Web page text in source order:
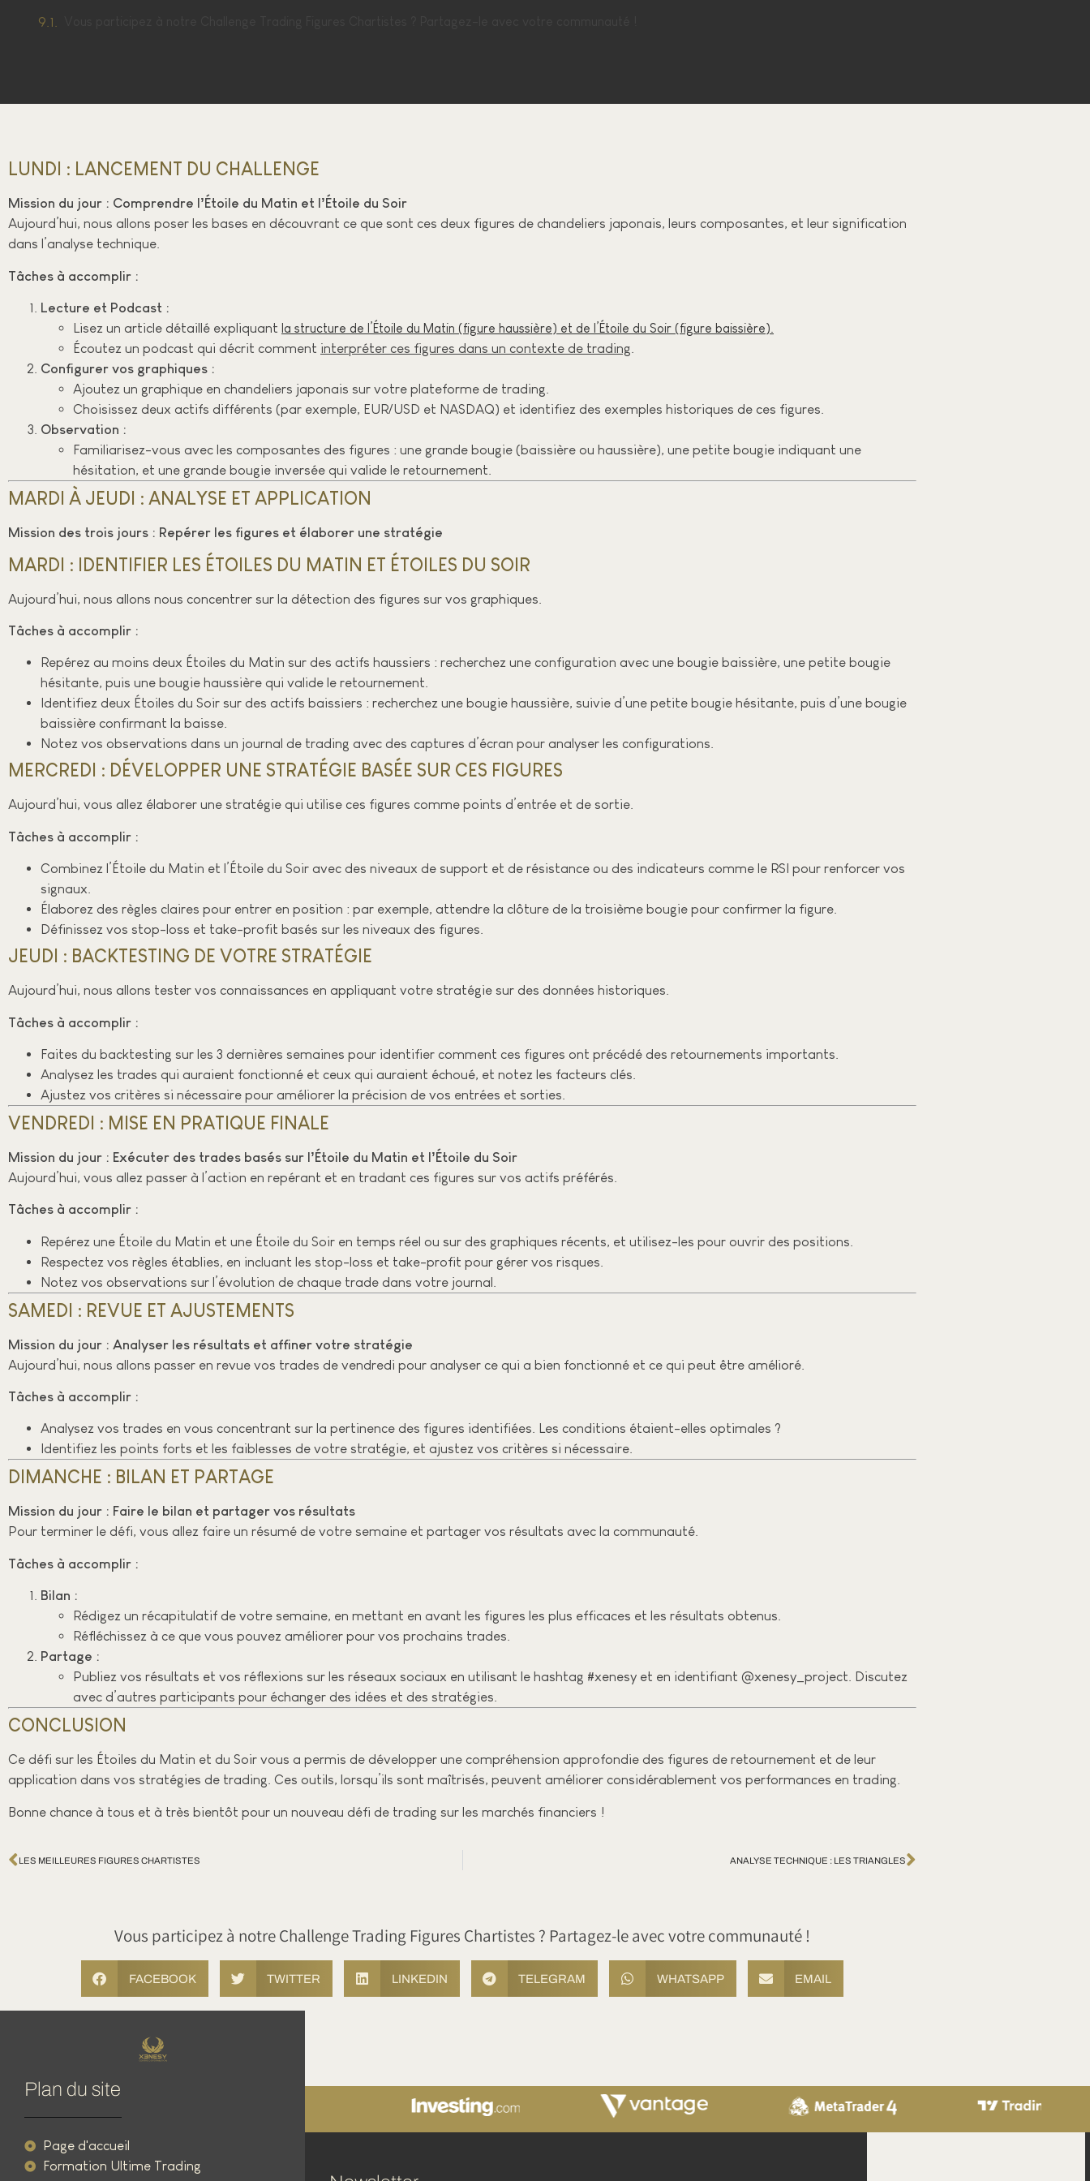
LUNDI : LANCEMENT DU CHALLENGE
Mission du jour : Comprendre l’Étoile du Matin et l’Étoile du Soir
Aujourd’hui, nous allons poser les bases en découvrant ce que sont ces deux figures de chandeliers japonais, leurs composantes, et leur signification
dans l’analyse technique.
Tâches à accomplir :
Lecture et Podcast :
Lisez un article détaillé expliquant la structure de l’Étoile du Matin (figure haussière) et de l’Étoile du Soir (figure baissière).
Écoutez un podcast qui décrit comment interpréter ces figures dans un contexte de trading.
Configurer vos graphiques :
Ajoutez un graphique en chandeliers japonais sur votre plateforme de trading.
Choisissez deux actifs différents (par exemple, EUR/USD et NASDAQ) et identifiez des exemples historiques de ces figures.
Observation :
Familiarisez-vous avec les composantes des figures : une grande bougie (baissière ou haussière), une petite bougie indiquant une
hésitation, et une grande bougie inversée qui valide le retournement.
MARDI À JEUDI : ANALYSE ET APPLICATION
Mission des trois jours : Repérer les figures et élaborer une stratégie
MARDI : IDENTIFIER LES ÉTOILES DU MATIN ET ÉTOILES DU SOIR
Aujourd’hui, nous allons nous concentrer sur la détection des figures sur vos graphiques.
Tâches à accomplir :
Repérez au moins deux Étoiles du Matin sur des actifs haussiers : recherchez une configuration avec une bougie baissière, une petite bougie
hésitante, puis une bougie haussière qui valide le retournement.
Identifiez deux Étoiles du Soir sur des actifs baissiers : recherchez une bougie haussière, suivie d’une petite bougie hésitante, puis d’une bougie
baissière confirmant la baisse.
Notez vos observations dans un journal de trading avec des captures d’écran pour analyser les configurations.
MERCREDI : DÉVELOPPER UNE STRATÉGIE BASÉE SUR CES FIGURES
Aujourd’hui, vous allez élaborer une stratégie qui utilise ces figures comme points d’entrée et de sortie.
Tâches à accomplir :
Combinez l’Étoile du Matin et l’Étoile du Soir avec des niveaux de support et de résistance ou des indicateurs comme le RSI pour renforcer vos
signaux.
Élaborez des règles claires pour entrer en position : par exemple, attendre la clôture de la troisième bougie pour confirmer la figure.
Définissez vos stop-loss et take-profit basés sur les niveaux des figures.
JEUDI : BACKTESTING DE VOTRE STRATÉGIE
Aujourd’hui, nous allons tester vos connaissances en appliquant votre stratégie sur des données historiques.
Tâches à accomplir :
Faites du backtesting sur les 3 dernières semaines pour identifier comment ces figures ont précédé des retournements importants.
Analysez les trades qui auraient fonctionné et ceux qui auraient échoué, et notez les facteurs clés.
Ajustez vos critères si nécessaire pour améliorer la précision de vos entrées et sorties.
VENDREDI : MISE EN PRATIQUE FINALE
Mission du jour : Exécuter des trades basés sur l’Étoile du Matin et l’Étoile du Soir
Aujourd’hui, vous allez passer à l’action en repérant et en tradant ces figures sur vos actifs préférés.
Tâches à accomplir :
Repérez une Étoile du Matin et une Étoile du Soir en temps réel ou sur des graphiques récents, et utilisez-les pour ouvrir des positions.
Respectez vos règles établies, en incluant les stop-loss et take-profit pour gérer vos risques.
Notez vos observations sur l’évolution de chaque trade dans votre journal.
SAMEDI : REVUE ET AJUSTEMENTS
Mission du jour : Analyser les résultats et affiner votre stratégie
Aujourd’hui, nous allons passer en revue vos trades de vendredi pour analyser ce qui a bien fonctionné et ce qui peut être amélioré.
Tâches à accomplir :
Analysez vos trades en vous concentrant sur la pertinence des figures identifiées. Les conditions étaient-elles optimales ?
Identifiez les points forts et les faiblesses de votre stratégie, et ajustez vos critères si nécessaire.
DIMANCHE : BILAN ET PARTAGE
Mission du jour : Faire le bilan et partager vos résultats
Pour terminer le défi, vous allez faire un résumé de votre semaine et partager vos résultats avec la communauté.
Tâches à accomplir :
Bilan :
Rédigez un récapitulatif de votre semaine, en mettant en avant les figures les plus efficaces et les résultats obtenus.
Réfléchissez à ce que vous pouvez améliorer pour vos prochains trades.
Partage :
Publiez vos résultats et vos réflexions sur les réseaux sociaux en utilisant le hashtag #xenesy et en identifiant @xenesy_project. Discutez
avec d’autres participants pour échanger des idées et des stratégies.
CONCLUSION
Ce défi sur les Étoiles du Matin et du Soir vous a permis de développer une compréhension approfondie des figures de retournement et de leur
application dans vos stratégies de trading. Ces outils, lorsqu’ils sont maîtrisés, peuvent améliorer considérablement vos performances en trading.
Bonne chance à tous et à très bientôt pour un nouveau défi de trading sur les marchés financiers !
LES MEILLEURES FIGURES CHARTISTES ANALYSE TECHNIQUE : LES TRIANGLES
Vous participez à notre Challenge Trading Figures Chartistes ? Partagez-le avec votre communauté !
FACEBOOK TWITTER LINKEDIN TELEGRAM WHATSAPP EMAIL
Plan du site
Page d'accueil
Formation Ultime Trading